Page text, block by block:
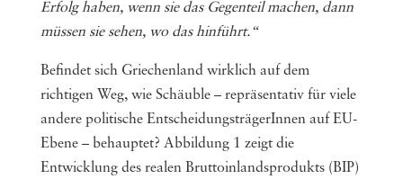
Erfolg haben, wenn sie das Gegenteil machen, dann
müssen sie sehen, wo das hinführt.“
Befindet sich Griechenland wirklich auf dem
richtigen Weg, wie Schäuble – repräsentativ für viele
andere politische EntscheidungsträgerInnen auf EU-
Ebene – behauptet? Abbildung 1 zeigt die
Entwicklung des realen Bruttoinlandsprodukts (BIP)